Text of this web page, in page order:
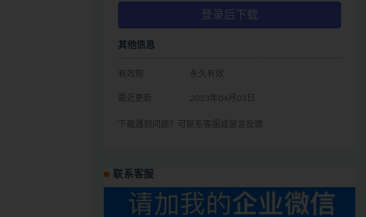
登录后下载
其他信息
有效期 永久有效
最近更新 2023年04月03日
下载遇到问题？可联系客服或留言反馈
联系客服